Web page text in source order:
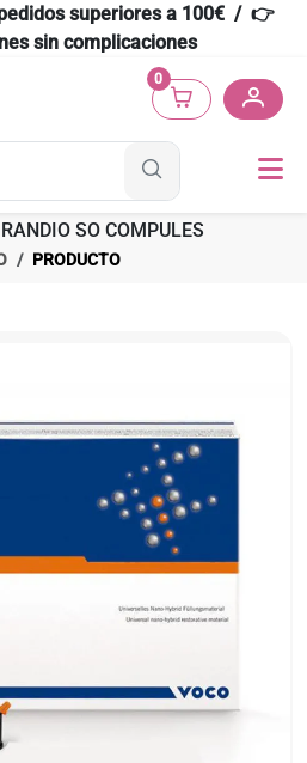
superiores a 100€ / 👉
sin complicaciones
0
SO COMPULES
PRODUCTO